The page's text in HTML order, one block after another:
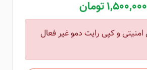
1,500,000 تومان
و کپی رایت دمو غیر فعال